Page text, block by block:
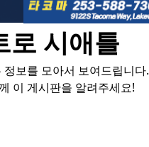
로 시애틀
보를 모아서 보여드립니다.
이 게시판을 알려주세요!